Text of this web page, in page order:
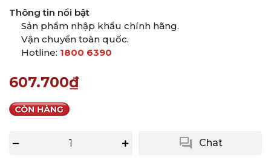
Thông tin nổi bật
Sản phẩm nhập khẩu chính hãng.
Vận chuyển toàn quốc.
Hotline: 1800 6390
607.700₫
question_answer Chat